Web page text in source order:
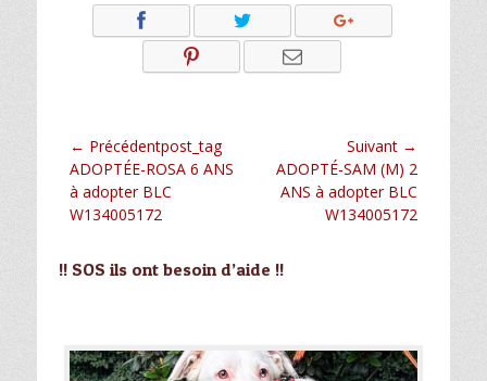
Navigation
de
l’article
← Précédentpost_tag
Article
précédent :
ADOPTÉE-ROSA 6 ANS
à adopter BLC
W134005172
Suivant →
Article
suivant :
ADOPTÉ-SAM (M) 2
ANS à adopter BLC
W134005172
!! SOS ils ont besoin d’aide !!